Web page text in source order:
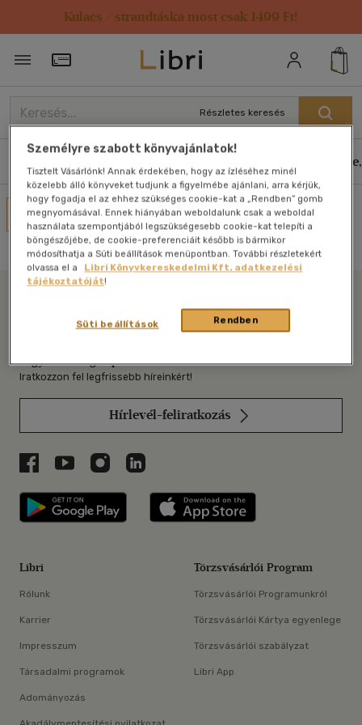
Kulacs / strandtáska most csak 1499 Ft!
Törzsvásárlói Kártya adatai
Részletes keresés
Művei
Nincs találat
Libri
Legyen mindig képben az irodalommal!
Iratkozzon fel legfrissebb híreinkért!
Hírlevél-feliratkozás
Libri a Facebookon
Libri a Youtube-on
Libri az Instagramon
Libri a LinkedInen
Libri applikáció Szerezd meg: Google
Libri
Rólunk
Karrier
Impresszum
Társadalmi programok
Adományozás
Törzsvásárlói Program
Törzsvásárlói Programunkról
Törzsvásárlói Kártya egyenlege
Törzsvásárlói szabályzat
Libri App
Személyre szabott könyvajánlatok!
Tisztelt Vásárlónk! Annak érdekében, hogy az ízléséhez minél
közelebb álló könyveket tudjunk a figyelmébe ajánlani, arra kérjük,
hogy fogadja el az ehhez szükséges cookie-kat a „Rendben” gomb
megnyomásával. Ennek hiányában weboldalunk csak a weboldal
használata szempontjából legszükségesebb cookie-kat telepíti a
böngészőjébe, de cookie-preferenciáit később is bármikor
módosíthatja a Süti beállítások menüpontban. További részletekért
olvassa el a
Libri Könyvkereskedelmi Kft. adatkezelési
tájékoztatóját!
Rendben
Süti beállítások